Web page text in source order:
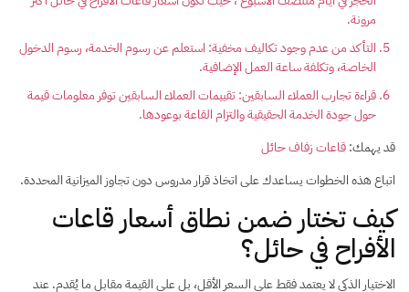
مرونة.
​التأكد من عدم وجود تكاليف مخفية: استعلم عن رسوم الخدمة، رسوم الدخول
الخاصة، وتكلفة ساعة العمل الإضافية.
​قراءة تجارب العملاء السابقين: تقييمات العملاء السابقين توفر معلومات قيمة
حول جودة الخدمة الحقيقية والتزام القاعة بوعودها.
قد يهمك:قاعات زفاف حائل
اتباع هذه الخطوات يساعدك على اتخاذ قرار مدروس دون تجاوز الميزانية المحددة.
كيف تختار ضمن نطاق أسعار قاعات
الأفراح في حائل؟
الاختيار الذكي لا يعتمد فقط على السعر الأقل، بل على القيمة مقابل ما يُقدم. عند